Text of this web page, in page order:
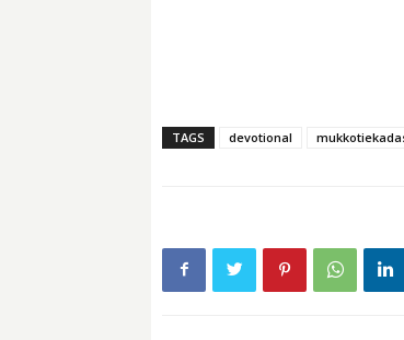
TAGS devotional